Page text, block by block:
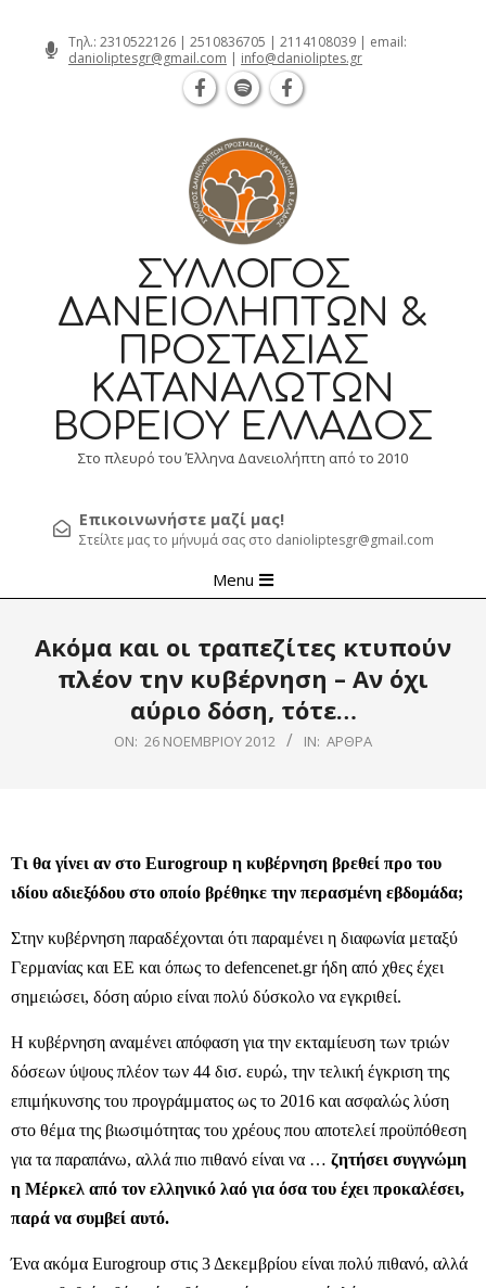
Τηλ.: 2310522126 | 2510836705 | 2114108039 | email:
danioliptesgr@gmail.com | info@danioliptes.gr
ΣΎΛΛΟΓΟΣ
ΔΑΝΕΙΟΛΗΠΤΏΝ &
ΠΡΟΣΤΑΣΊΑΣ
ΚΑΤΑΝΑΛΩΤΏΝ
ΒΟΡΕΊΟΥ ΕΛΛΆΔΟΣ
Στο πλευρό του Έλληνα Δανειολήπτη από το 2010
Επικοινωνήστε μαζί μας!
Στείλτε μας το μήνυμά σας στο danioliptesgr@gmail.com
Navigation
Menu
Ακόμα και οι τραπεζίτες κτυπούν
πλέον την κυβέρνηση – Αν όχι
αύριο δόση, τότε…
ON: 26 ΝΟΕΜΒΡΊΟΥ 2012 IN: ΆΡΘΡΑ
Τι θα γίνει αν στο Εurogroup η κυβέρνηση βρεθεί προ του
ιδίου αδιεξόδου στο οποίο βρέθηκε την περασμένη εβδομάδα;
Στην κυβέρνηση παραδέχονται ότι παραμένει η διαφωνία μεταξύ
Γερμανίας και ΕΕ και όπως το defencenet.gr ήδη από χθες έχει
σημειώσει, δόση αύριο είναι πολύ δύσκολο να εγκριθεί.
Η κυβέρνηση αναμένει απόφαση για την εκταμίευση των τριών
δόσεων ύψους πλέον των 44 δισ. ευρώ, την τελική έγκριση της
επιμήκυνσης του προγράμματος ως το 2016 και ασφαλώς λύση
στο θέμα της βιωσιμότητας του χρέους που αποτελεί προϋπόθεση
για τα παραπάνω, αλλά πιο πιθανό είναι να … ζητήσει συγγνώμη
η Μέρκελ από τον ελληνικό λαό για όσα του έχει προκαλέσει,
παρά να συμβεί αυτό.
Ένα ακόμα Eurogroup στις 3 Δεκεμβρίου είναι πολύ πιθανό, αλλά